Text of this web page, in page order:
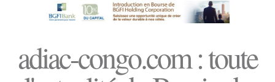
adiac-congo.com : toute